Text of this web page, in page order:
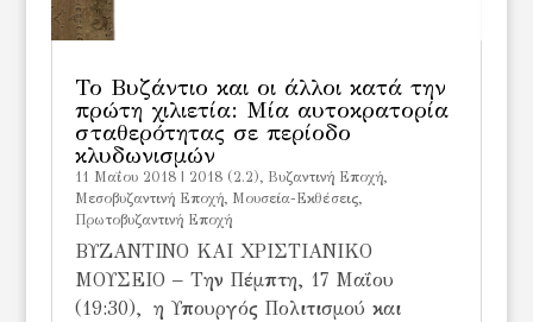
Το Βυζάντιο και οι άλλοι κατά την
πρώτη χιλιετία: Μία αυτοκρατορία
σταθερότητας σε περίοδο
κλυδωνισμών
11 Μαΐου 2018| 2018 (2.2), Bυζαντινή Εποχή,
Μεσοβυζαντινή Εποχή, Μουσεία-Εκθέσεις,
Πρωτοβυζαντινή Εποχή
ΒΥΖΑΝΤΙΝΟ ΚΑΙ ΧΡΙΣΤΙΑΝΙΚΟ
ΜΟΥΣΕΙΟ – Την Πέμπτη, 17 Μαΐου
(19:30), η Υπουργός Πολιτισμού και